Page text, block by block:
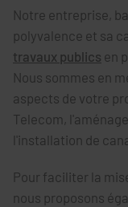
Notre entreprise,
polyvalence et sa
travaux publics en
Nous sommes en
aspects de votre
Telecom,
l'installation de
Pour faciliter la
nous proposons